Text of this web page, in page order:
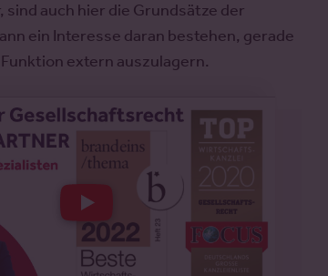
auch hier die Grundsätze der
ein Interesse daran bestehen, gerade
extern auszulagern.